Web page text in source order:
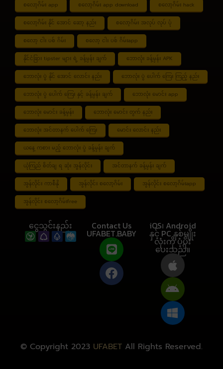
စလော့ဂိမ်း app စလော့ဂိမ်း app download စလော့ဂိမ်း hack
စလော့ဂိမ်း နိုင် အောင် ဆော့ နည်း စလော့ဂိမ်း အလုပ် လုပ် ပုံ
စလော့ ငါး ပစ် ဂိမ်း စလော့ ငါး ပစ် ဂိမ်းapp
နိုင်ငံခြား tipster များ ရဲ့ ခန့်မှန်း ချက် ဘောလုံး ခန့်မှန်း APK
ဘောလုံး ပွဲ နိုင် အောင် လောင်း နည်း ဘောလုံး ပွဲ ပေါက် ကြေး ကြည့် နည်း
ဘောလုံး ပွဲ ပေါက် ကြေး နှင့် ခန့်မှန်း ချက် ဘောလုံး မောင်း app
ဘောလုံး မောင်း ခန့်မှန်း ဘောလုံး မောင်း တွက် နည်း
ဘောလုံး အင်တာနက် ပေါက် ကြေး မောင်း လောင်း နည်း
ယနေ့ ကစား မည့် ဘောလုံး ပွဲ ခန့်မှန်း ချက်
ယုံကြည် စိတ်ချ ရ ဆုံး အွန်လိုင်း အင်တာနက် ခန့်မှန်း ချက်
အွန်လိုင်း ကာစီနို အွန်လိုင်း စလော့ဂိမ်း အွန်လိုင်း စလော့ဂိမ်းapp
အွန်လိုင်း စလော့ဂိမ်းfree
ငွေသွင်းနည်း Contact Us
UFABET.BABY
iOS၊ Android
နှင့် PC နှစ်မျိုး
လုံးကို ပံ့ပိုး
ပေးသည်။
© Copyright 2023 UFABET All Rights Reserved.